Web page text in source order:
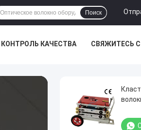
Поиск
КОНТРОЛЬ КАЧЕСТВА СВЯЖИТЕСЬ